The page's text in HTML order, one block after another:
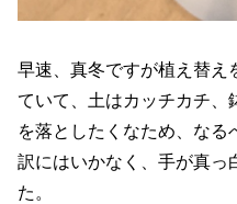
早速、真冬ですが植え替え
ていて、土はカッチカチ、
を落としたくなため、な
訳にはいかなく、手が真っ
た。